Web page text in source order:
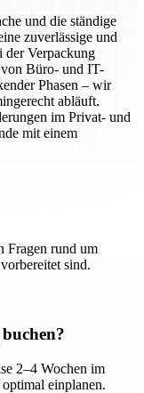
und die ständige
zuverlässige und
der Verpackung
Büro- und IT-
Phasen – wir
abläuft.
im Privat- und
mit einem
Fragen rund um
sind.
2–4 Wochen im
einplanen.